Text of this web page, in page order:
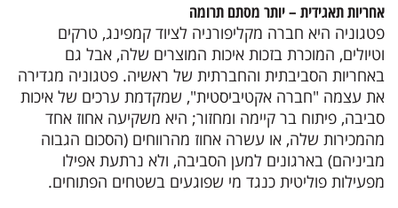
אחריות תאגידית – יותר מסתם תרומה
פטגוניה היא חברה מקליפורניה לציוד קמפינג, טרקים
וטיולים, המוכרת בזכות איכות המוצרים שלה, אבל גם
באחריות הסביבתית והחברתית של ראשיה. פטגוניה מגדירה
את עצמה "חברה אקטיביסטית", שמקדמת ערכים של איכות
סביבה, פיתוח בר קיימה ומחזור; היא משקיעה אחוז אחד
מהמכירות שלה, או עשרה אחוז מהרווחים (הסכום הגבוה
מביניהם) בארגונים למען הסביבה, ולא נרתעת אפילו
מפעילות פוליטית כנגד מי שפוגעים בשטחים הפתוחים.